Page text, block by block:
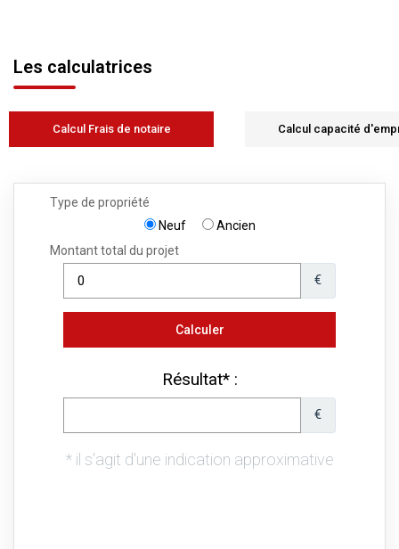
Les calculatrices
Calcul Frais de notaire Calcul capacité